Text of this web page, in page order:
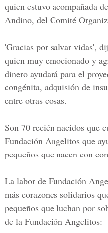
quien estuvo acompañada
Andino, del Comité
'Gracias por salvar vidas',
quien muy emocionado y
dinero ayudará para el
congénita, adquisión de
entre otras cosas.
Son 70 recién nacidos que
Fundación Angelitos que
pequeños que nacen con
La labor de Fundación
más corazones solidarios
pequeños que luchan por
de la Fundación Angelitos: